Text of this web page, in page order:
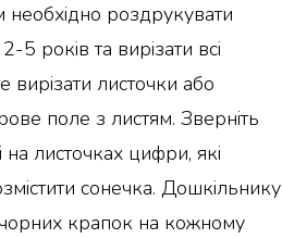
роздрукувати
5 років та вирізати всі
листочки або
поле з листям. Зверніть
листочках цифри, які
сонечка. Дошкільнику
чорних крапок на кожному